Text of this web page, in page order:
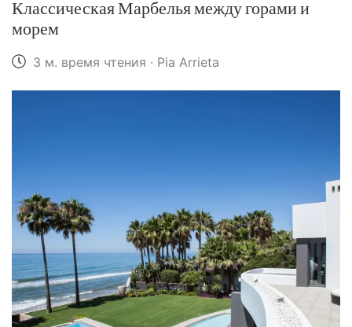
Классическая Марбелья между горами и
морем
3 м. время чтения · Pia Arrieta